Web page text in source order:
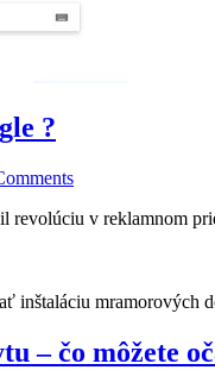
?
revolúciu v reklamnom
– čo môžete